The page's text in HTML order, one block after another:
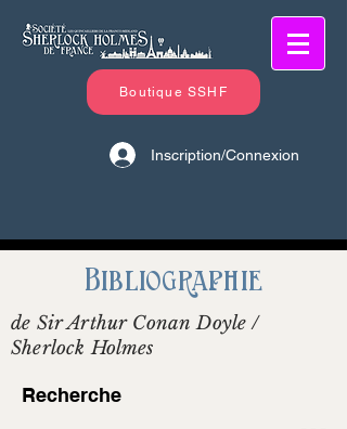
Boutique SSHF
Inscription/Connexion
Bibliographie
de Sir Arthur Conan Doyle /
Sherlock Holmes
Recherche